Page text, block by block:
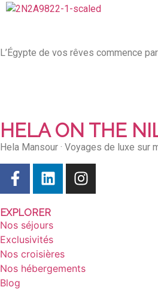
L’Égypte de vos rêves commence
HELA ON THE
Hela Mansour · Voyages de luxe sur
EXPLORER
Nos séjours
Exclusivités
Nos croisières
Nos hébergements
Blog